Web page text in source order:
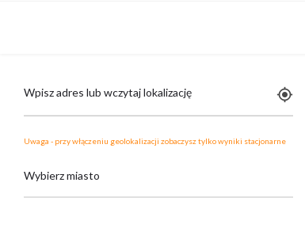
Wpisz adres lub wczytaj lokalizację
Uwaga - przy włączeniu geolokalizacji zobaczysz tylko wyniki stacjonarne
Wybierz miasto